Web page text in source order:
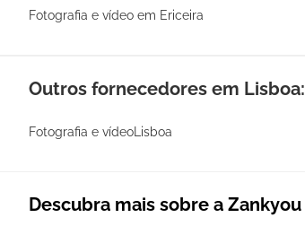
Fotografia e vídeo em Ericeira
Outros fornecedores em Lisboa:
Fotografia e vídeoLisboa
Descubra mais sobre a Zankyou